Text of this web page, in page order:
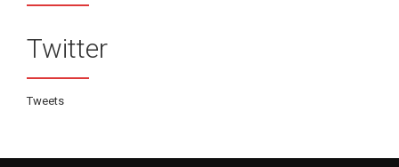
Twitter
Tweets